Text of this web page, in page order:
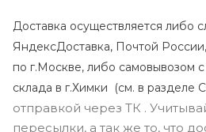
Доставка осуществляется либо
ЯндексДоставка, Почтой
по г.Москве, либо самовывозом
склада в г.Химки (см. в разделе
отправкой через ТК .
пересылки, а так же то, что